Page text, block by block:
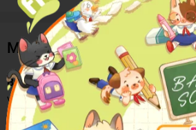
Mô tả sản phẩm
Bút Dạ Quang Marvy 55 là một trong
viết không thể thiếu của giới sinh
phòng...